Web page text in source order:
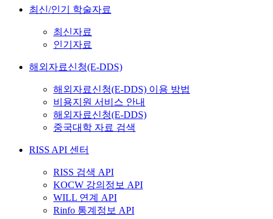
최신/인기 학술자료
최신자료
인기자료
해외자료신청(E-DDS)
해외자료신청(E-DDS) 이용 방법
비용지원 서비스 안내
해외자료신청(E-DDS)
중국대학 자료 검색
RISS API 센터
RISS 검색 API
KOCW 강의정보 API
WILL 연계 API
Rinfo 통계정보 API